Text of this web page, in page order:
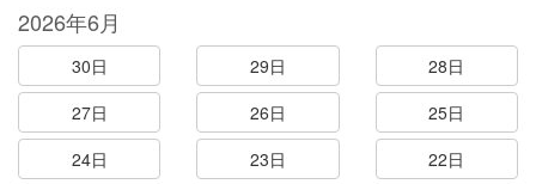
2026年6月
30日 29日
28日
27日
26日
25日
24日
23日
22日